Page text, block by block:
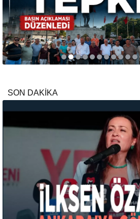
SON DAKİKA